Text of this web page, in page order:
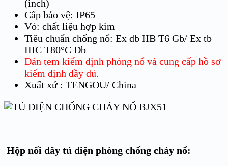
(inch)
Cấp bảo vệ: IP65
Vỏ: chất liệu hợp kim
Tiêu chuẩn chống nổ: Ex db IIB T6 Gb/ Ex tb
IIIC T80°C Db
Dán tem kiểm định phòng nổ và cung cấp hồ sơ
kiểm định đầy đủ.
Xuất xứ : TENGOU/ China
Hộp nối dây tủ điện phòng chống cháy nổ: